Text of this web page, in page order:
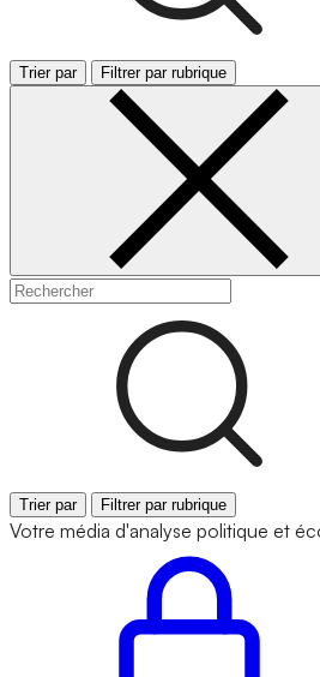
Trier par Filtrer par rubrique
Trier par Filtrer par rubrique
Votre média d'analyse politique et